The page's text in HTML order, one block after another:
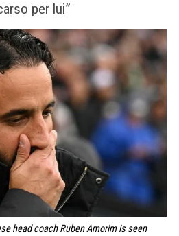
per lui”
head coach Ruben Amorim is seen